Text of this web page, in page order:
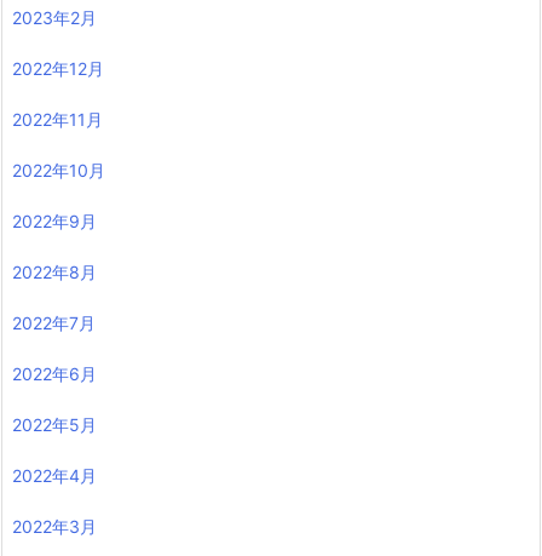
2023年2月
2022年12月
2022年11月
2022年10月
2022年9月
2022年8月
2022年7月
2022年6月
2022年5月
2022年4月
2022年3月